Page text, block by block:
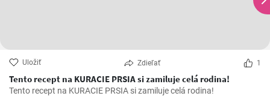
Uložiť Zdieľať 1
Tento recept na KURACIE PRSIA si zamiluje celá rodina!
Tento recept na KURACIE PRSIA si zamiluje celá rodina!